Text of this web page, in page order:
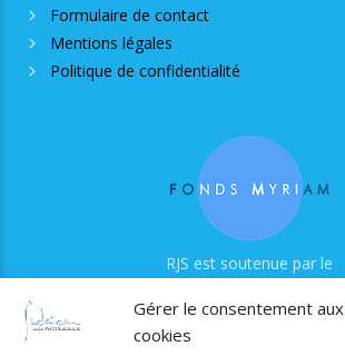
Gérer le consentement aux
cookies
Formulaire de contact
Mentions légales
Politique de confidentialité
RJS est soutenue par le